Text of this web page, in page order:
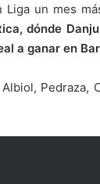
un mes
dónde
a ganar en
Pedraza,